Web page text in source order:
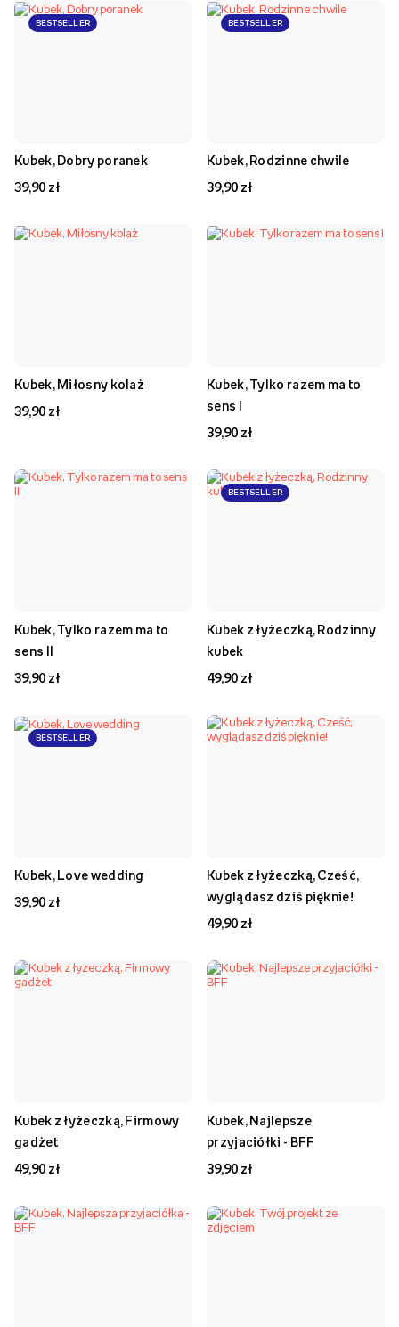
BESTSELLER
Kubek, Dobry poranek
39,90 zł
BESTSELLER
Kubek, Rodzinne chwile
39,90 zł
Kubek, Miłosny kolaż
39,90 zł
Kubek, Tylko razem ma to
sens I
39,90 zł
Kubek, Tylko razem ma to
sens II
39,90 zł
BESTSELLER
Kubek z łyżeczką, Rodzinny
kubek
49,90 zł
BESTSELLER
Kubek, Love wedding
39,90 zł
Kubek z łyżeczką, Cześć,
wyglądasz dziś pięknie!
49,90 zł
Kubek z łyżeczką, Firmowy
gadżet
49,90 zł
Kubek, Najlepsze
przyjaciółki - BFF
39,90 zł